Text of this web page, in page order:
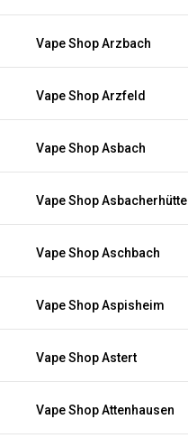
Vape Shop Arzbach
Vape Shop Arzfeld
Vape Shop Asbach
Vape Shop Asbacherhütte
Vape Shop Aschbach
Vape Shop Aspisheim
Vape Shop Astert
Vape Shop Attenhausen